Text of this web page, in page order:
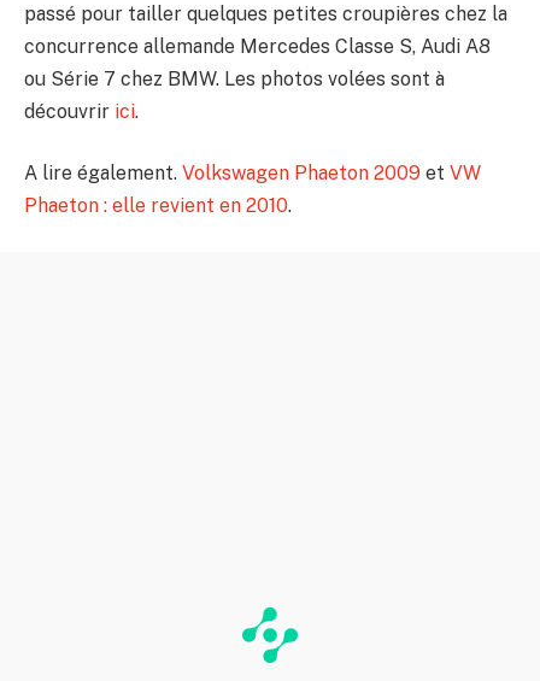
passé pour tailler quelques petites croupières chez la
concurrence allemande Mercedes Classe S, Audi A8
ou Série 7 chez BMW. Les photos volées sont à
découvrir ici.
A lire également. Volkswagen Phaeton 2009 et VW
Phaeton : elle revient en 2010.